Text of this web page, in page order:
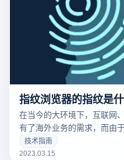
指纹浏览器的指纹是
在当今的大环境下，互联
有了海外业务的需求，而由
针对不同的工作内容用到不
器。要清楚的了解什么是指
技术指南
2023.03.15